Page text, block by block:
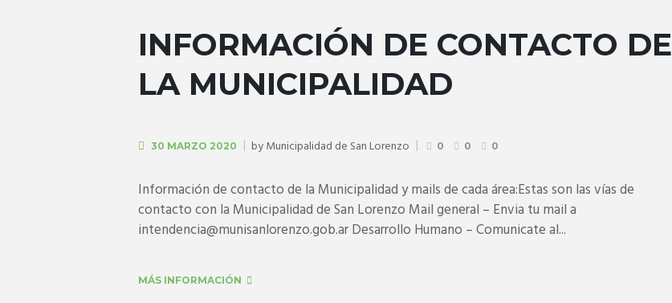
INFORMACIÓN DE CONTACTO DE
LA MUNICIPALIDAD
30 MARZO 2020 byMunicipalidad de San Lorenzo 0 0 0
Información de contacto de la Municipalidad y mails de cada área:Estas son las vías de
contacto con la Municipalidad de San Lorenzo Mail general – Envia tu mail a
intendencia@munisanlorenzo.gob.ar Desarrollo Humano – Comunicate al...
MÁS INFORMACIÓN